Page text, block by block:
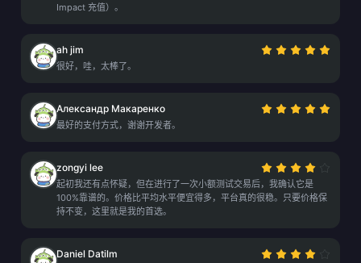
Impact 充值）。
ah jim
很好，哇，太棒了。
Александр Макаренко
最好的支付方式，谢谢开发者。
zongyi lee
起初我还有点怀疑，但在进行了一次小额测试交易后，我确认它是
100%靠谱的。价格比平均水平便宜得多，平台真的很稳。只要价格保
持不变，这里就是我的首选。
Daniel Datilm